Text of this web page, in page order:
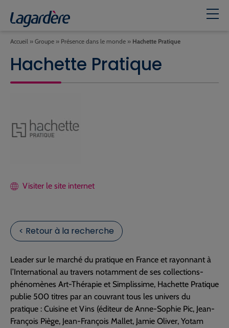
Accueil » Groupe » Présence dans le monde » Hachette Pratique
Hachette Pratique
Visiter le site internet
< Retour à la recherche
Leader sur le marché du pratique en France et rayonnant à
l’International au travers notamment de ses collections-
phénomènes Art-Thérapie et Simplissime, Hachette Pratique
publie 500 titres par an couvrant tous les univers du
pratique : Cuisine et Vins (éditeur de Anne-Sophie Pic, Jean-
François Piège, Jean-François Mallet, Jamie Oliver, Yotam